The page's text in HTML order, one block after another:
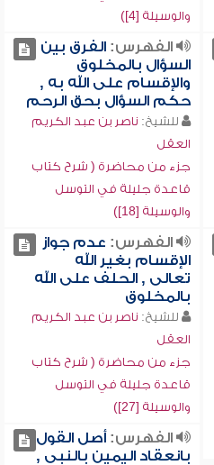
والوسيلة [4])
الفهرس:الفرق بين
السؤال بالمخلوق
والإقسام على الله به ,
حكم السؤال بحق الرحم
للشيخ: ناصر بن عبد الكريم
العقل
جزء من محاضرة ( شرح كتاب
قاعدة جليلة في التوسل
والوسيلة [18])
الفهرس: عدم جواز
الإقسام بغير الله
تعالى , الحلف على الله
بالمخلوق
للشيخ: ناصر بن عبد الكريم
العقل
جزء من محاضرة ( شرح كتاب
قاعدة جليلة في التوسل
والوسيلة [27])
الفهرس:أصل القول
بانعقاد اليمين بالنبي ,